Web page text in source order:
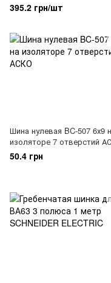
395.2 грн/шт
Шина нулевая BC-507 6х9
изоляторе 7 отверстий
50.4 грн